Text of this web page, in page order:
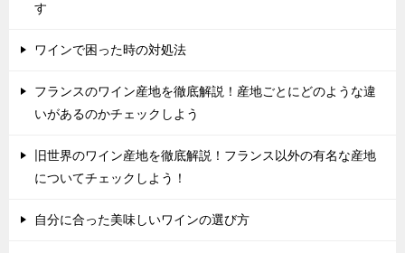
す
ワインで困った時の対処法
フランスのワイン産地を徹底解説！産地ごとにどのような違
いがあるのかチェックしよう
旧世界のワイン産地を徹底解説！フランス以外の有名な産地
についてチェックしよう！
自分に合った美味しいワインの選び方